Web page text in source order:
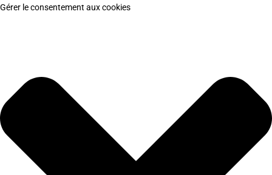
Gérer le consentement aux cookies